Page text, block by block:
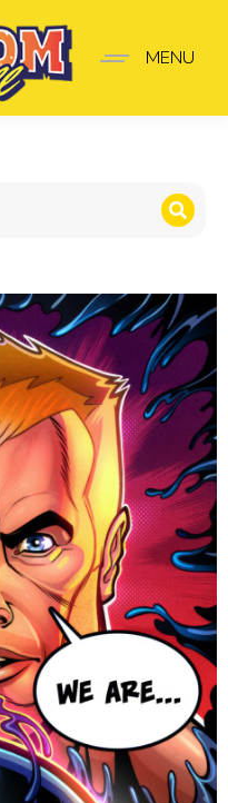
V2
MENU